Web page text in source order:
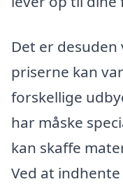
Det er
priserne kan
forskellige
har måske
kan skaffe
Ved at